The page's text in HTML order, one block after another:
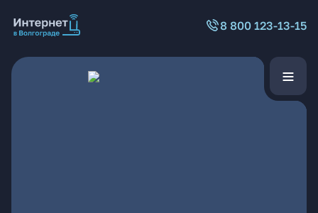
8 800 123-13-15